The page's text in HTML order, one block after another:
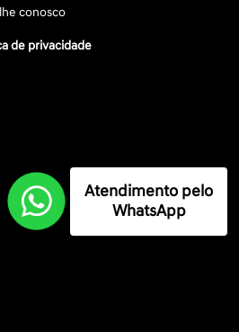
conosco
de privacidade
Atendimento pelo
WhatsApp